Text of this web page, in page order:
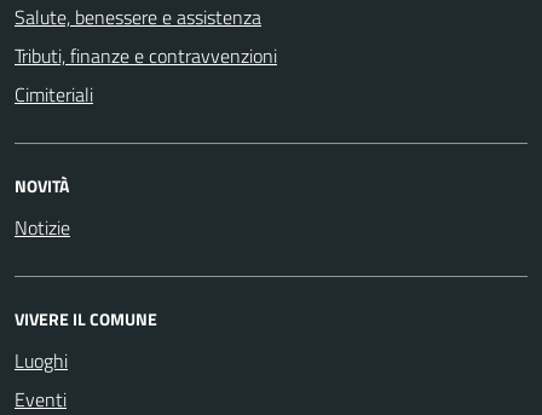
Salute, benessere e assistenza
Tributi, finanze e contravvenzioni
Cimiteriali
NOVITÀ
Notizie
VIVERE IL COMUNE
Luoghi
Eventi